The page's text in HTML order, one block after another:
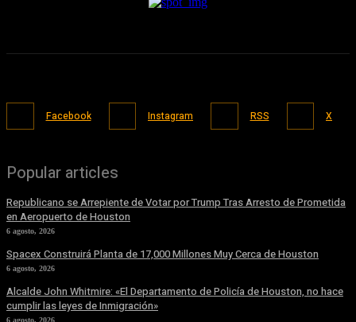
Facebook Instagram RSS X
Popular articles
Republicano se Arrepiente de Votar por Trump Tras Arresto de Prometida
en Aeropuerto de Houston
6 agosto, 2026
Spacex Construirá Planta de 17,000 Millones Muy Cerca de Houston
6 agosto, 2026
Alcalde John Whitmire: «El Departamento de Policía de Houston, no hace
cumplir las leyes de Inmigración»